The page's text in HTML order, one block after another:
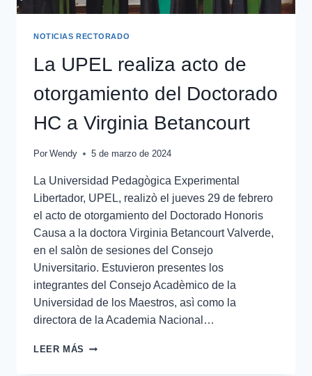
NOTICIAS RECTORADO
La UPEL realiza acto de
otorgamiento del Doctorado
HC a Virginia Betancourt
Por Wendy 5 de marzo de 2024
La Universidad Pedagògica Experimental
Libertador, UPEL, realizò el jueves 29 de febrero
el acto de otorgamiento del Doctorado Honoris
Causa a la doctora Virginia Betancourt Valverde,
en el salòn de sesiones del Consejo
Universitario. Estuvieron presentes los
integrantes del Consejo Acadèmico de la
Universidad de los Maestros, asì como la
directora de la Academia Nacional…
LEER MÁS